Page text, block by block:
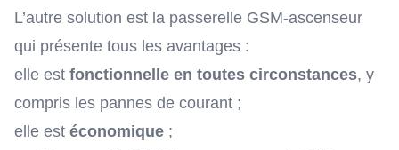
L’autre solution est la passerelle GSM-ascenseur
qui présente tous les avantages :
elle est fonctionnelle en toutes circonstances, y
compris les pannes de courant ;
elle est économique ;